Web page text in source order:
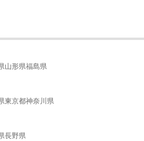
山形県福島県
東京都神奈川県
長野県